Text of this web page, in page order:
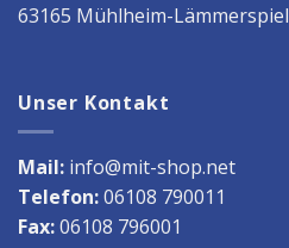
63165 Mühlheim-Lämmerspiel
Unser Kontakt
Mail: info@mit-shop.net
Telefon:06108 790011
Fax:06108 796001